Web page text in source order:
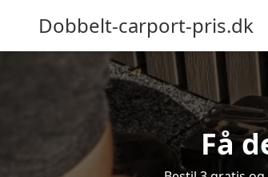
Dobbelt-carport-pris.dk
Få